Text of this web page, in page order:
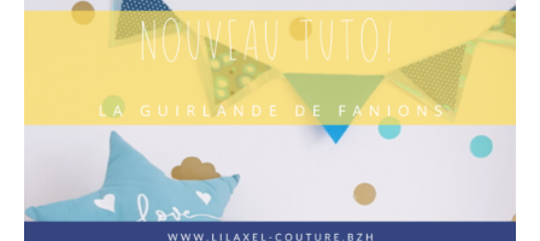
paillettes